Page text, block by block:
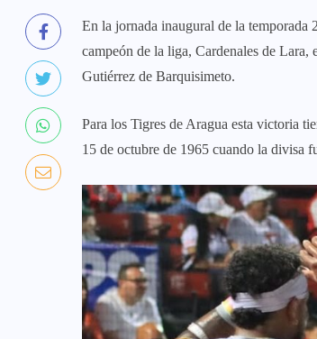
En la jornada inaugural de la
campeón de la liga, Cardenales de
Gutiérrez de Barquisimeto.
Para los Tigres de Aragua esta victoria
15 de octubre de 1965 cuando la divisa